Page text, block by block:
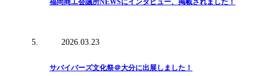
2026.03.23
サバイバーズ文化祭＠大分に出展しました！